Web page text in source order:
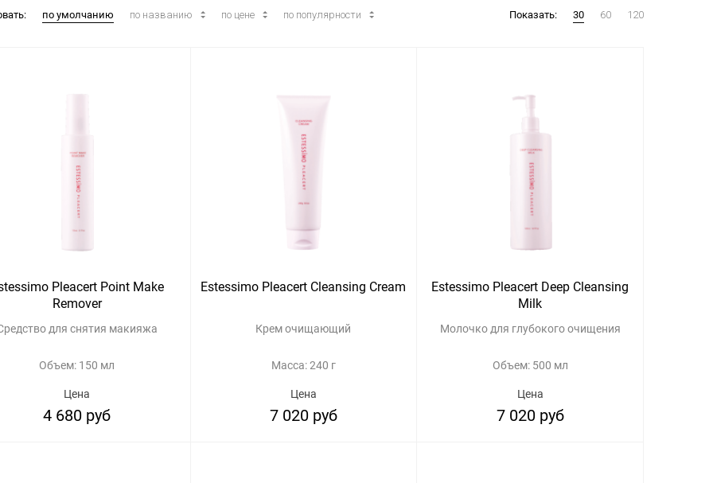
по умолчанию по названию по цене по популярности Показать: 30 60 120
Pleacert Point Make
Remover
для снятия макияжа
Объем: 150 мл
Цена
4 680 руб
Estessimo Pleacert Cleansing Cream
Крем очищающий
Масса: 240 г
Цена
7 020 руб
Estessimo Pleacert Deep Cleansing
Milk
Молочко для глубокого очищения
Объем: 500 мл
Цена
7 020 руб